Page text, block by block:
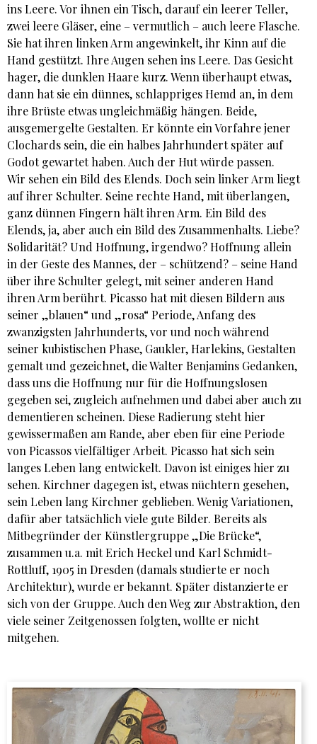
ins Leere. Vor ihnen ein Tisch, darauf ein leerer Teller,
zwei leere Gläser, eine – vermutlich – auch leere Flasche.
Sie hat ihren linken Arm angewinkelt, ihr Kinn auf die
Hand gestützt. Ihre Augen sehen ins Leere. Das Gesicht
hager, die dunklen Haare kurz. Wenn überhaupt etwas,
dann hat sie ein dünnes, schlappriges Hemd an, in dem
ihre Brüste etwas ungleichmäßig hängen. Beide,
ausgemergelte Gestalten. Er könnte ein Vorfahre jener
Clochards sein, die ein halbes Jahrhundert später auf
Godot gewartet haben. Auch der Hut würde passen.
Wir sehen ein Bild des Elends. Doch sein linker Arm liegt
auf ihrer Schulter. Seine rechte Hand, mit überlangen,
ganz dünnen Fingern hält ihren Arm. Ein Bild des
Elends, ja, aber auch ein Bild des Zusammenhalts. Liebe?
Solidarität? Und Hoffnung, irgendwo? Hoffnung allein
in der Geste des Mannes, der – schützend? – seine Hand
über ihre Schulter gelegt, mit seiner anderen Hand
ihren Arm berührt. Picasso hat mit diesen Bildern aus
seiner „blauen“ und „rosa“ Periode, Anfang des
zwanzigsten Jahrhunderts, vor und noch während
seiner kubistischen Phase, Gaukler, Harlekins, Gestalten
gemalt und gezeichnet, die Walter Benjamins Gedanken,
dass uns die Hoffnung nur für die Hoffnungslosen
gegeben sei, zugleich aufnehmen und dabei aber auch zu
dementieren scheinen. Diese Radierung steht hier
gewissermaßen am Rande, aber eben für eine Periode
von Picassos vielfältiger Arbeit. Picasso hat sich sein
langes Leben lang entwickelt. Davon ist einiges hier zu
sehen. Kirchner dagegen ist, etwas nüchtern gesehen,
sein Leben lang Kirchner geblieben. Wenig Variationen,
dafür aber tatsächlich viele gute Bilder. Bereits als
Mitbegründer der Künstlergruppe „Die Brücke“,
zusammen u.a. mit Erich Heckel und Karl Schmidt-
Rottluff, 1905 in Dresden (damals studierte er noch
Architektur), wurde er bekannt. Später distanzierte er
sich von der Gruppe. Auch den Weg zur Abstraktion, den
viele seiner Zeitgenossen folgten, wollte er nicht
mitgehen.